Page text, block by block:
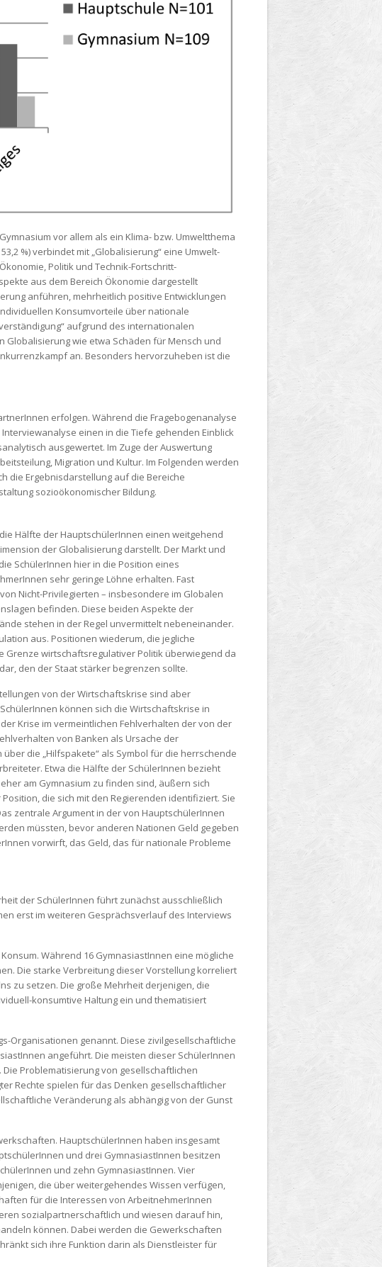
vor allem als ein Klima- bzw. Umweltthema
%) verbindet mit „Globalisierung“ eine Umwelt-
Politik und Technik-Fortschritt-
aus dem Bereich Ökonomie dargestellt
anführen, mehrheitlich positive Entwicklungen
Konsumvorteile über nationale
aufgrund des internationalen
wie etwa Schäden für Mensch und
an. Besonders hervorzuheben ist die
erfolgen. Während die Fragebogenanalyse
einen in die Tiefe gehenden Einblick
ausgewertet. Im Zuge der Auswertung
Migration und Kultur. Im Folgenden werden
die Ergebnisdarstellung auf die Bereiche
sozioökonomischer Bildung.
Hälfte der HauptschülerInnen einen weitgehend
der Globalisierung darstellt. Der Markt und
SchülerInnen hier in die Position eines
sehr geringe Löhne erhalten. Fast
Nicht-Privilegierten – insbesondere im Globalen
befinden. Diese beiden Aspekte der
stehen in der Regel unvermittelt nebeneinander.
aus. Positionen wiederum, die jegliche
Grenze wirtschaftsregulativer Politik überwiegend da
den der Staat stärker begrenzen sollte.
von der Wirtschaftskrise sind aber
können sich die Wirtschaftskrise in
Krise im vermeintlichen Fehlverhalten der von der
von Banken als Ursache der
die „Hilfspakete“ als Symbol für die herrschende
Etwa die Hälfte der SchülerInnen bezieht
am Gymnasium zu finden sind, äußern sich
die sich mit den Regierenden identifiziert. Sie
zentrale Argument in der von HauptschülerInnen
müssten, bevor anderen Nationen Geld gegeben
vorwirft, das Geld, das für nationale Probleme
der SchülerInnen führt zunächst ausschließlich
erst im weiteren Gesprächsverlauf des Interviews
Während 16 GymnasiastInnen eine mögliche
Die starke Verbreitung dieser Vorstellung korreliert
zu setzen. Die große Mehrheit derjenigen, die
konsumtive Haltung ein und thematisiert
Organisationen genannt. Diese zivilgesellschaftliche
angeführt. Die meisten dieser SchülerInnen
Problematisierung von gesellschaftlichen
Rechte spielen für das Denken gesellschaftlicher
Veränderung als abhängig von der Gunst
HauptschülerInnen haben insgesamt
und drei GymnasiastInnen besitzen
und zehn GymnasiastInnen. Vier
die über weitergehendes Wissen verfügen,
für die Interessen von ArbeitnehmerInnen
sozialpartnerschaftlich und wiesen darauf hin,
können. Dabei werden die Gewerkschaften
sich ihre Funktion darin als Dienstleister für